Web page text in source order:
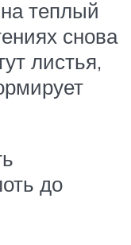
теплый
снова
листья,
до